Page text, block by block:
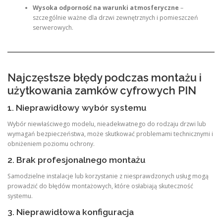
Wysoka odporność na warunki atmosferyczne –
szczególnie ważne dla drzwi zewnętrznych i pomieszczeń
serwerowych.
Najczęstsze błędy podczas montażu i
użytkowania zamków cyfrowych PIN
1. Nieprawidłowy wybór systemu
Wybór niewłaściwego modelu, nieadekwatnego do rodzaju drzwi lub
wymagań bezpieczeństwa, może skutkować problemami technicznymi i
obniżeniem poziomu ochrony.
2. Brak profesjonalnego montażu
Samodzielne instalacje lub korzystanie z niesprawdzonych usług mogą
prowadzić do błędów montażowych, które osłabiają skuteczność
systemu.
3. Nieprawidłowa konfiguracja